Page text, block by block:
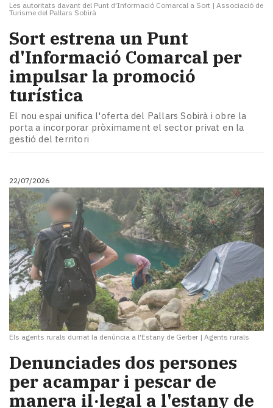
Les autoritats davant del Punt d'Informació Comarcal a Sort | Associació de
Turisme del Pallars Sobirà
Sort estrena un Punt
d'Informació Comarcal per
impulsar la promoció
turística
El nou espai unifica l'oferta del Pallars Sobirà i obre la
porta a incorporar pròximament el sector privat en la
gestió del territori
22/07/2026
Els agents rurals durnat la denúncia a l'Estany de Gerber | Agents rurals
Denunciades dos persones
per acampar i pescar de
manera il·legal a l'estany de